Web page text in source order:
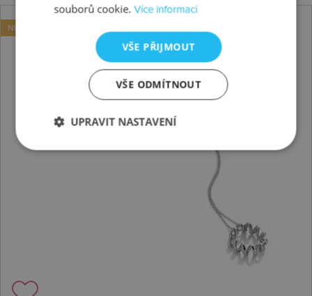
NOVINKA
souborů cookie.Více informací
VŠE PŘIJMOUT
VŠE ODMÍTNOUT
UPRAVIT NASTAVENÍ